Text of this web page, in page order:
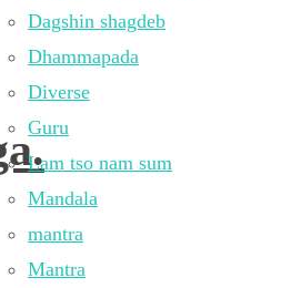
Dagshin shagdeb
Dhammapada
Diverse
Guru
Lam tso nam sum
Mandala
mantra
Mantra